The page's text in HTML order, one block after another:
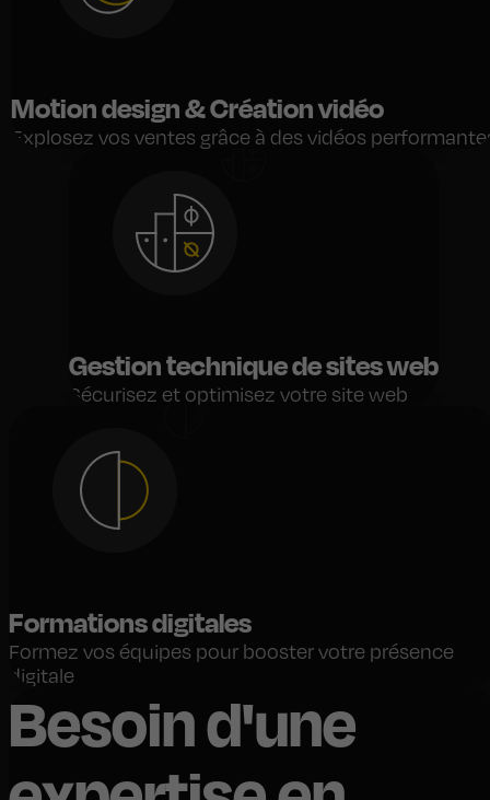
Motion design & Création vidéo
Explosez vos ventes grâce à des vidéos
Gestion technique de sites web
Sécurisez et optimisez votre site web
Formations digitales
Formez vos équipes pour booster votre présence
digitale
Besoin d'une